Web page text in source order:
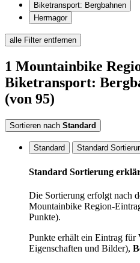
Biketransport: Bergbahnen
Hermagor
alle Filter entfernen
1 Mountainbike
Biketransport:
(von 95)
Sortieren nach Standard
Standard Standard
Standard Sortierung
Die Sortierung erfolgt nach
Mountainbike Region-
Punkte).
Punkte erhält ein Eintrag für
Eigenschaften und Bilder),